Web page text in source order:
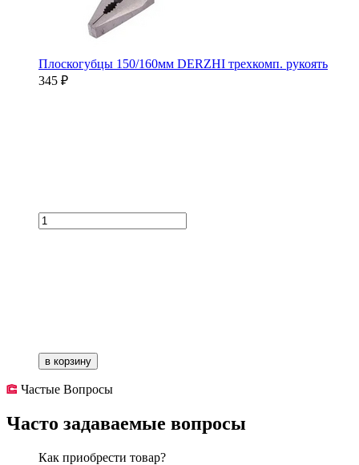
Плоскогубцы 150/160мм DERZHI трехкомп. рукоять
345 ₽
в корзину
Частые Вопросы
Часто задаваемые вопросы
Как приобрести товар?